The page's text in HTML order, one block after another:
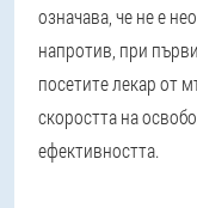
означава, че не е
напротив, при
посетите лекар от
скоростта на
ефективността.